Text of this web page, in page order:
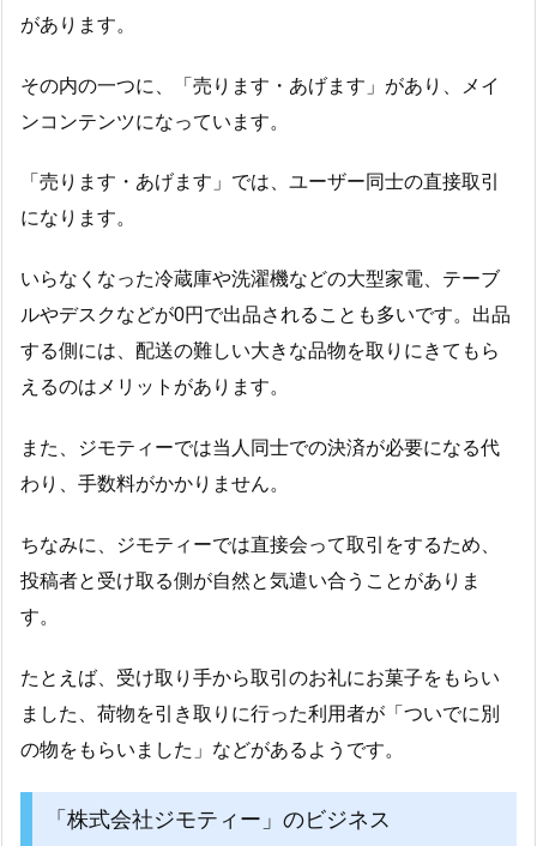
があります。
その内の一つに、「売ります・あげます」があり、メイ
ンコンテンツになっています。
「売ります・あげます」では、ユーザー同士の直接取引
になります。
いらなくなった冷蔵庫や洗濯機などの大型家電、テーブ
ルやデスクなどが0円で出品されることも多いです。出品
する側には、配送の難しい大きな品物を取りにきてもら
えるのはメリットがあります。
また、ジモティーでは当人同士での決済が必要になる代
わり、手数料がかかりません。
ちなみに、ジモティーでは直接会って取引をするため、
投稿者と受け取る側が自然と気遣い合うことがありま
す。
たとえば、受け取り手から取引のお礼にお菓子をもらい
ました、荷物を引き取りに行った利用者が「ついでに別
の物をもらいました」などがあるようです。
「株式会社ジモティー」のビジネス